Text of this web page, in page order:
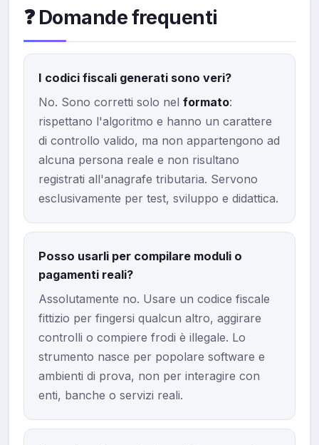
❓ Domande frequenti
I codici fiscali generati sono veri?
No. Sono corretti solo nel formato:
rispettano l'algoritmo e hanno un carattere
di controllo valido, ma non appartengono ad
alcuna persona reale e non risultano
registrati all'anagrafe tributaria. Servono
esclusivamente per test, sviluppo e didattica.
Posso usarli per compilare moduli o
pagamenti reali?
Assolutamente no. Usare un codice fiscale
fittizio per fingersi qualcun altro, aggirare
controlli o compiere frodi è illegale. Lo
strumento nasce per popolare software e
ambienti di prova, non per interagire con
enti, banche o servizi reali.